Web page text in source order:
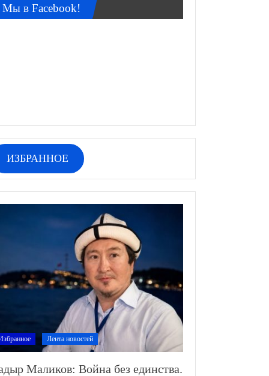
Мы в Facebook!
ИЗБРАННОЕ
Лента новостей
Маликов: Война без единства.